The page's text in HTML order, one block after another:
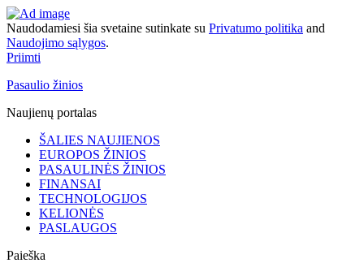
Naudodamiesi šia svetaine sutinkate su Privatumo politika and
Naudojimo sąlygos.
Priimti
Pasaulio žinios
Naujienų portalas
ŠALIES NAUJIENOS
EUROPOS ŽINIOS
PASAULINĖS ŽINIOS
FINANSAI
TECHNOLOGIJOS
KELIONĖS
PASLAUGOS
Paieška